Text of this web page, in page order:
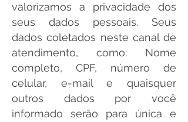
valorizamos a privacidade dos
seus dados pessoais. Seus
dados coletados neste canal de
atendimento, como: Nome
completo, CPF, número de
celular, e-mail e quaisquer
outros dados por você
informado serão para única e